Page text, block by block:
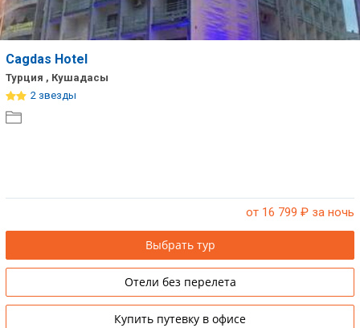
Cagdas Hotel
Турция , Кушадасы
2 звезды
от 16 799 ₽ за ночь
Выбрать тур
Отели без перелета
Купить путевку в офисе
Сетевые отели Вьетнама
Сетевые отели Мальдив